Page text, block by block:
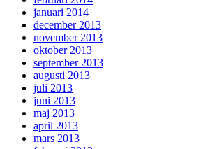
januari 2014
december 2013
november 2013
oktober 2013
september 2013
augusti 2013
juli 2013
juni 2013
maj 2013
april 2013
mars 2013